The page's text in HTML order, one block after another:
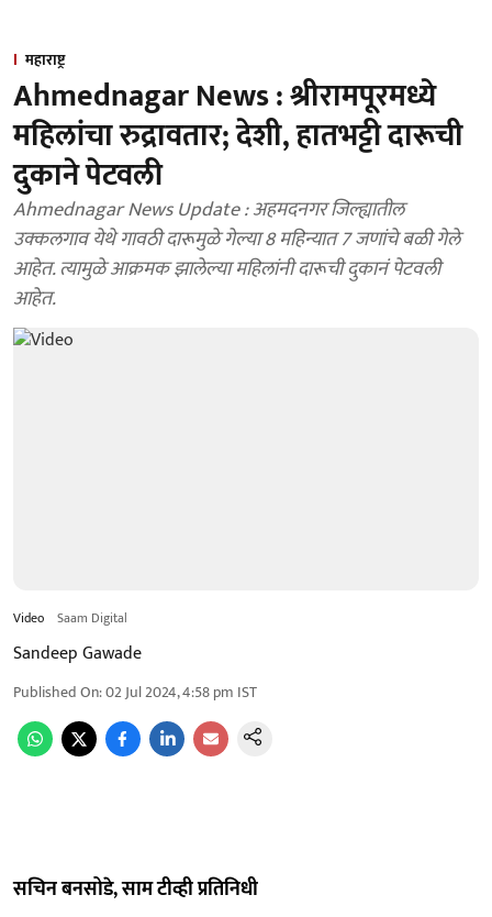
महाराष्ट्र
Ahmednagar News : श्रीरामपूरमध्ये
महिलांचा रुद्रावतार; देशी, हातभट्टी दारूची
दुकाने पेटवली
Ahmednagar News Update : अहमदनगर जिल्ह्यातील
उक्कलगाव येथे गावठी दारूमुळे गेल्या 8 महिन्यात 7 जणांचे बळी गेले
आहेत. त्यामुळे आक्रमक झालेल्या महिलांनी दारूची दुकानं पेटवली
आहेत.
Video Saam Digital
Sandeep Gawade
Published On:02 Jul 2024, 4:58 pm IST
सचिन बनसोडे, साम टीव्ही प्रतिनिधी